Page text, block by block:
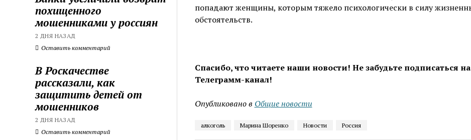
похищенного
мошенниками у россиян
2 ДНЯ НАЗАД
Оставить комментарий
В Роскачестве
рассказали, как
защитить детей от
мошенников
2 ДНЯ НАЗАД
Оставить комментарий
попадают женщины, которым тяжело психологически в силу
обстоятельств.
Спасибо, что читаете наши новости! Не забудьте подписаться на
Телеграмм-канал!
Опубликовано в Общие новости
алкоголь Марина Шоренко Новости Россия